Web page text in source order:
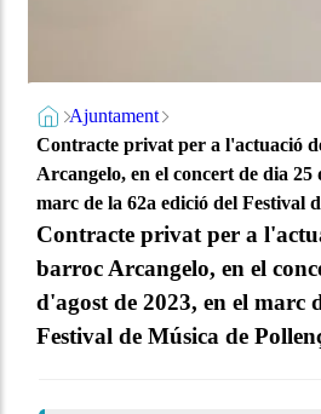
Ajuntament
Contracte privat per a l'actuació
Arcangelo, en el concert de dia 25
marc de la 62a edició del Festival
Contracte privat per a
barroc Arcangelo, en el
d'agost de 2023, en el marc
Festival de Música de